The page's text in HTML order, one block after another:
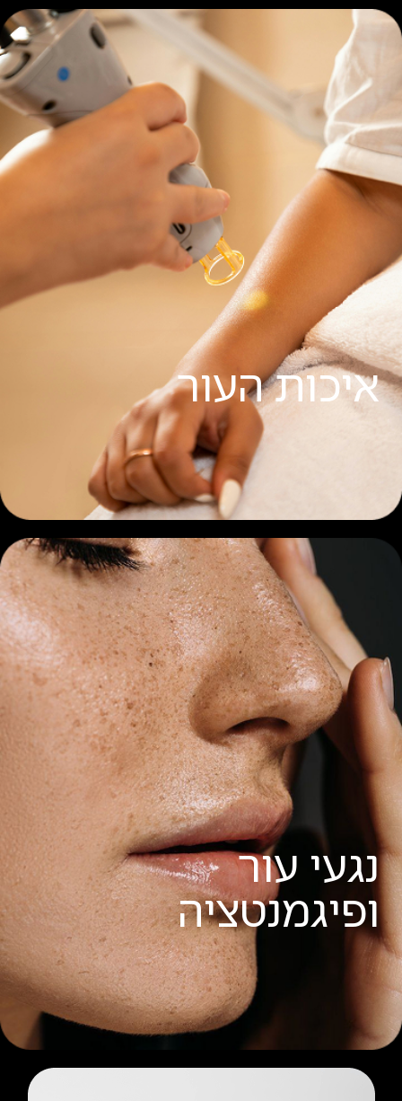
קרא עוד
איכות העור
קרא עוד
נגעי עור
ופיגמנטציה